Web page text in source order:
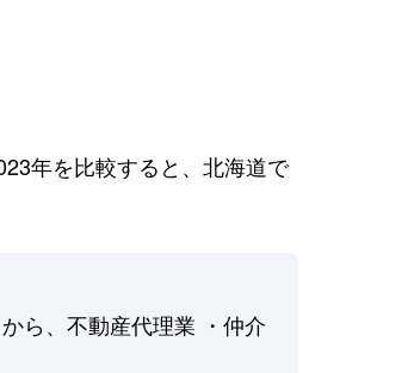
年を比較すると、北海道で
から、不動産代理業 ・仲介